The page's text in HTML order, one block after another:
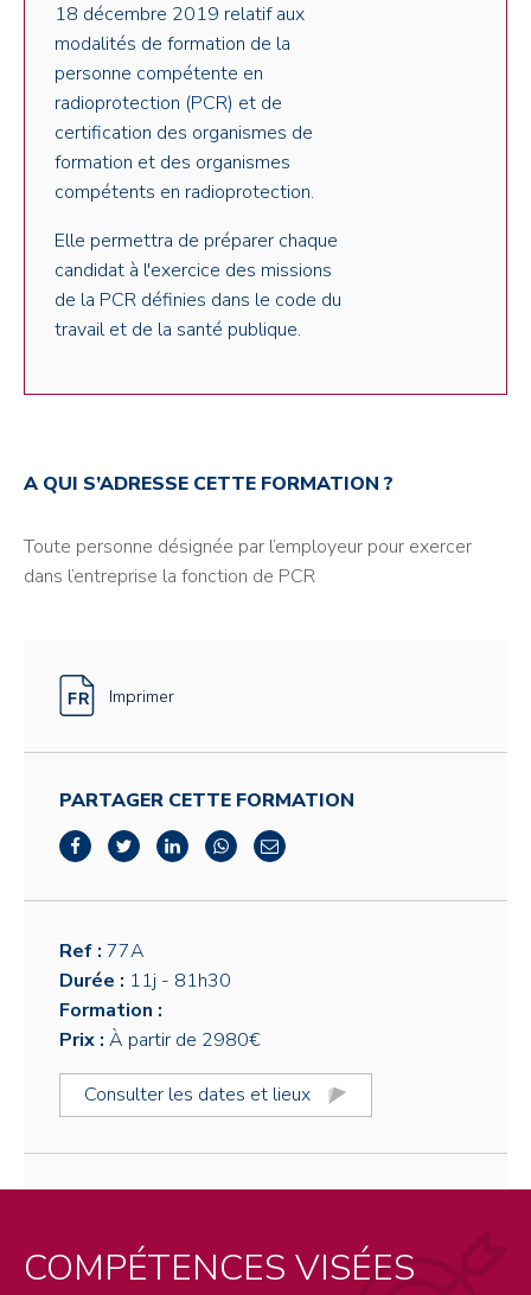
18 décembre 2019 relatif aux
modalités de formation de la
personne compétente en
radioprotection (PCR) et de
certification des organismes de
formation et des organismes
compétents en radioprotection.
Elle permettra de préparer chaque
candidat à l'exercice des missions
de la PCR définies dans le code du
travail et de la santé publique.
A QUI S’ADRESSE CETTE FORMATION ?
Toute personne désignée par l’employeur pour exercer
dans l’entreprise la fonction de PCR
Imprimer
PARTAGER CETTE FORMATION
Ref : 77A
Durée : 11j - 81h30
Formation :
Prix : À partir de 2980€
Consulter les dates et lieux
COMPÉTENCES VISÉES